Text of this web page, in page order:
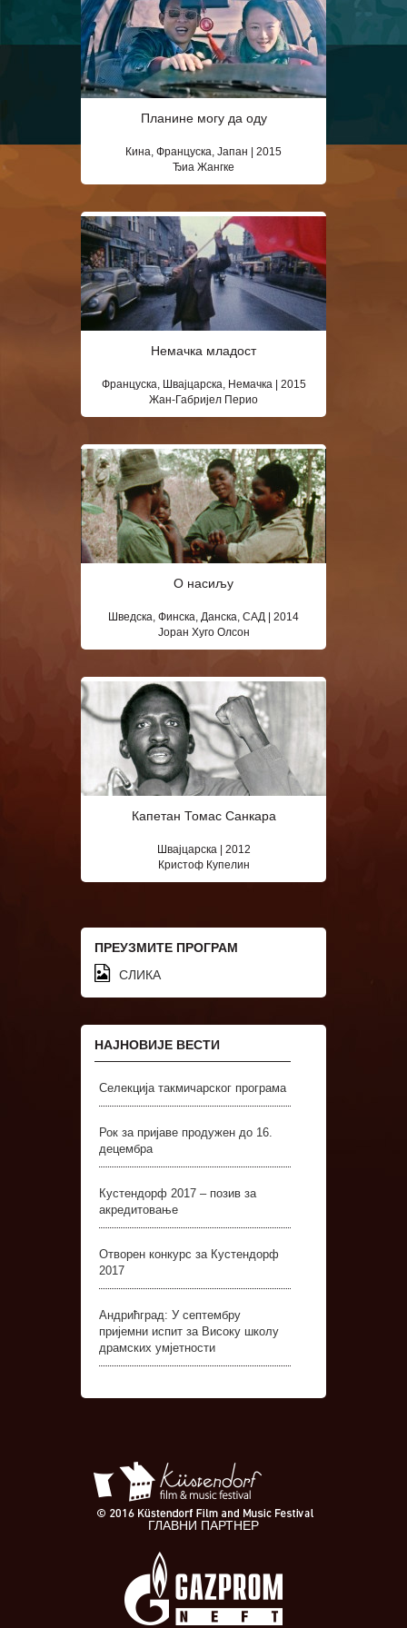
Планине могу да оду
Кина, Француска, Јапан | 2015
Ђиа Жангке
Немачка младост
Француска, Швајцарска, Немачка | 2015
Жан-Габријел Перио
О насиљу
Шведска, Финска, Данска, САД | 2014
Jоран Хуго Олсон
Капетан Томас Санкара
Швајцарска | 2012
Кристоф Купелин
ПРЕУЗМИТЕ ПРОГРАМ
СЛИКА
НАЈНОВИЈЕ ВЕСТИ
Селекција такмичарског програма
Рок за пријаве продужен до 16.
децембра
Кустендорф 2017 – позив за
акредитовање
Отворен конкурс за Кустендорф
2017
Андрићград: У септембру
пријемни испит за Високу школу
драмских умјетности
ГЛАВНИ ПАРТНЕР